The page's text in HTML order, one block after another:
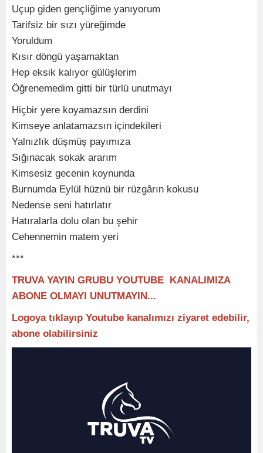
Uçup giden gençliğime yanıyorum
Tarifsiz bir sızı yüreğimde
Yoruldum
Kısır döngü yaşamaktan
Hep eksik kalıyor gülüşlerim
Öğrenemedim gitti bir türlü unutmayı
Hiçbir yere koyamazsın derdini
Kimseye anlatamazsın içindekileri
Yalnızlık düşmüş payımıza
Sığınacak sokak ararım
Kimsesiz gecenin koynunda
Burnumda Eylül hüznü bir rüzgârın kokusu
Nedense seni hatırlatır
Hatıralarla dolu olan bu şehir
Cehennemin matem yeri
***
TRUVA YAYIN GRUBU YOUTUBE KANALIMIZA
ABONE OLMAYI UNUTMAYIN...
Logoya tıklayıp Youtube kanalımızı ziyaret edebilir,
abone olabilirsiniz